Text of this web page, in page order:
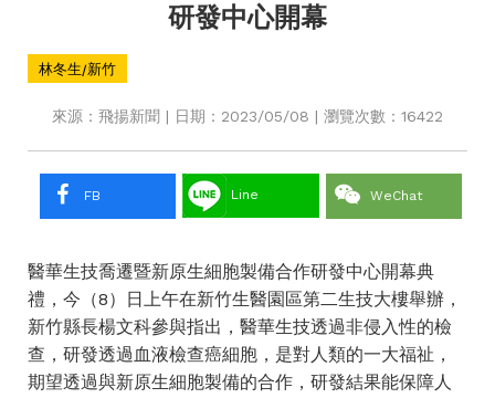
研發中心開幕
林冬生/新竹
來源：飛揚新聞 | 日期：2023/05/08 | 瀏覽次數：16422
FB Line WeChat
醫華生技喬遷暨新原生細胞製備合作研發中心開幕典
禮，今（8）日上午在新竹生醫園區第二生技大樓舉辦，
新竹縣長楊文科參與指出，醫華生技透過非侵入性的檢
查，研發透過血液檢查癌細胞，是對人類的一大福祉，
期望透過與新原生細胞製備的合作，研發結果能保障人